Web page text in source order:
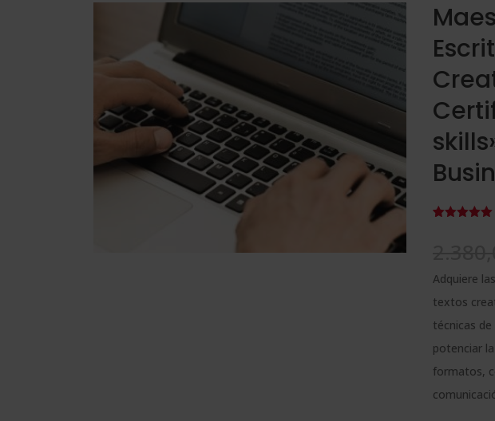
de un
cliente
Adquiere
textos
técnicas
potenciar
formatos,